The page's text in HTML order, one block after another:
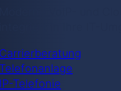
Carrierberatung
Telefonanlage
IP-Telefonie